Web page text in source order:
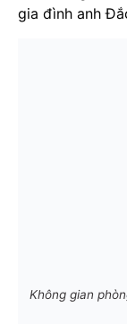
gia đình anh
Không gian